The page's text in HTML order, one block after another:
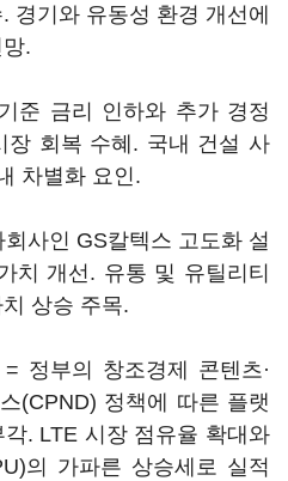
경기와 유동성 환경 개선에
.
준 금리 인하와 추가 경정
장 회복 수혜. 국내 건설 사
차별화 요인.
사인 GS칼텍스 고도화 설
치 개선. 유통 및 유틸리티
상승 주목.
= 정부의 창조경제 콘텐츠·
(CPND) 정책에 따른 플랫
. LTE 시장 점유율 확대와
의 가파른 상승세로 실적